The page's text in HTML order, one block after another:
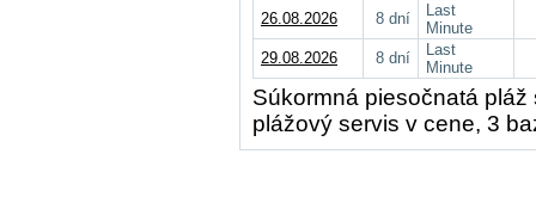
26.08.2026
8 dní
Last
Minute
29.08.2026
8 dní
Last
Minute
Súkormná piesočnatá
plážový servis v cene, 3